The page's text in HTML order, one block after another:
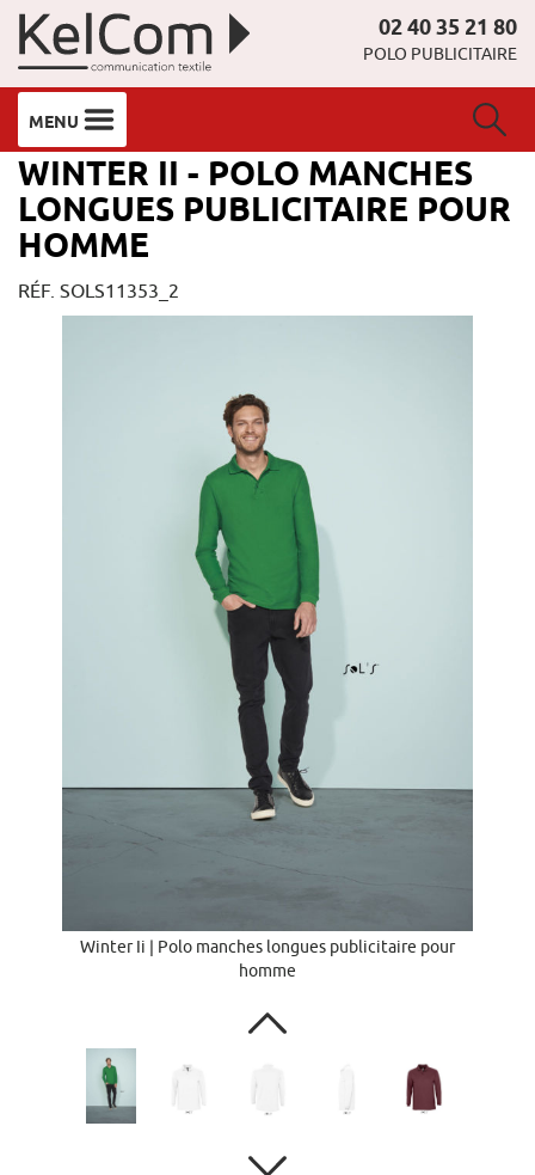
02 40 35 21 80
POLO PUBLICITAIRE
MENU
WINTER II - POLO MANCHES
LONGUES PUBLICITAIRE POUR
HOMME
RÉF. SOLS11353_2
Winter Ii | Polo manches longues publicitaire pour
homme